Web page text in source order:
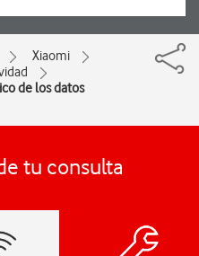
Xiaomi
de los datos
tu consulta